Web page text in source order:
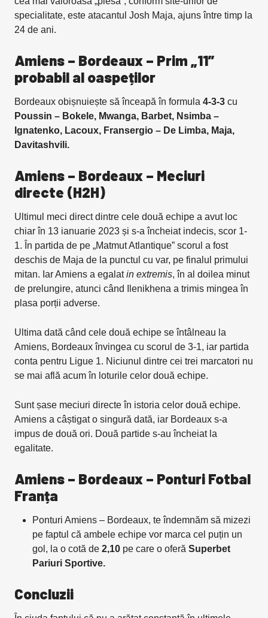
specialitate, este atacantul Josh Maja, ajuns între timp la
24 de ani.
Amiens – Bordeaux – Prim „11”
probabil al oaspeților
Bordeaux obișnuiește să înceapă în formula 4-3-3 cu
Poussin – Bokele, Mwanga, Barbet, Nsimba –
Ignatenko, Lacoux, Fransergio – De Limba, Maja,
Davitashvili.
Amiens – Bordeaux – Meciuri
directe (H2H)
Ultimul meci direct dintre cele două echipe a avut loc
chiar în 13 ianuarie 2023 și s-a încheiat indecis, scor 1-
1. În partida de pe „Matmut Atlantique” scorul a fost
deschis de Maja de la punctul cu var, pe finalul primului
mitan. Iar Amiens a egalatin extremis, în al doilea minut
de prelungire, atunci când Ilenikhena a trimis mingea în
plasa porții adverse.
Ultima dată când cele două echipe se întâlneau la
Amiens, Bordeaux învingea cu scorul de 3-1, iar partida
conta pentru Ligue 1. Niciunul dintre cei trei marcatori nu
se mai află acum în loturile celor două echipe.
Sunt șase meciuri directe în istoria celor două echipe.
Amiens a câștigat o singură dată, iar Bordeaux s-a
impus de două ori. Două partide s-au încheiat la
egalitate.
Amiens – Bordeaux – Ponturi Fotbal
Franța
Ponturi Amiens – Bordeaux, te îndemnăm să mizezi
pe faptul că ambele echipe vor marca cel puțin un
gol, la o cotă de 2,10 pe care o oferă Superbet
Pariuri Sportive.
Concluzii